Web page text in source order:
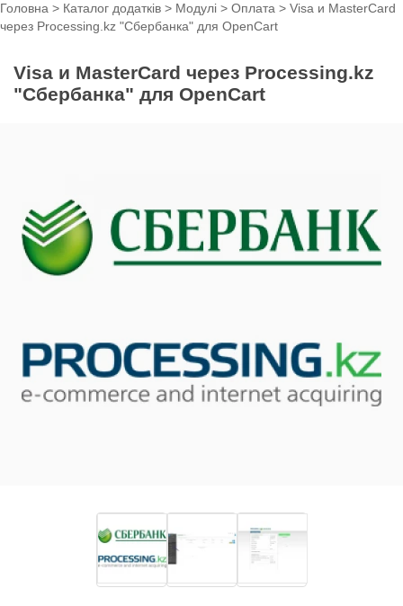
Головна > Каталог додатків > Модулі > Оплата > Visa и MasterCard
через Processing.kz "Сбербанка" для OpenCart
Visa и MasterCard через Processing.kz
"Сбербанка" для OpenCart